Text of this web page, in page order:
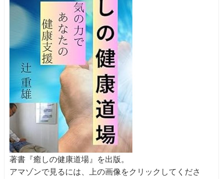
著書『癒しの健康道場』を出版。
アマゾンで見るには、上の画像をクリックしてくださ